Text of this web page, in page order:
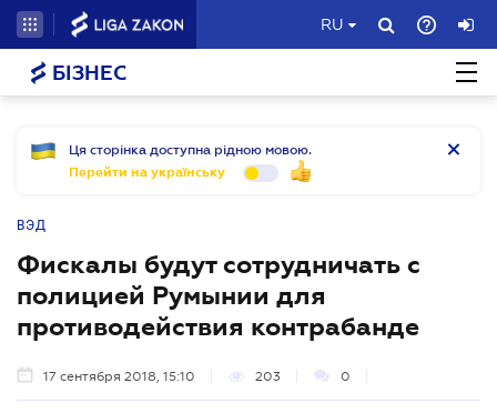
RU
БІЗНЕС
Ця сторінка доступна рідною мовою.
Перейти на українську
ВЭД
Фискалы будут сотрудничать с
полицией Румынии для
противодействия контрабанде
17 сентября 2018, 15:10 203 0